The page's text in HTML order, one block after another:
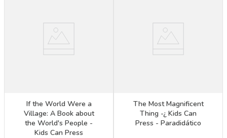
If the World Were a
Village: A Book about
the World's People -
Kids Can Press
The Most Magnificent
Thing -¿ Kids Can
Press - Paradidático